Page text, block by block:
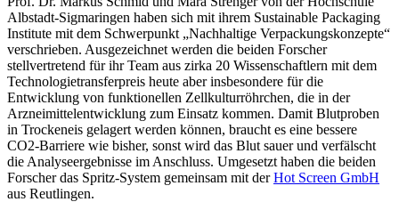
Albstadt-Sigmaringen haben sich mit ihrem Sustainable Packaging
Institute mit dem Schwerpunkt „Nachhaltige Verpackungskonzepte“
verschrieben. Ausgezeichnet werden die beiden Forscher
stellvertretend für ihr Team aus zirka 20 Wissenschaftlern mit dem
Technologietransferpreis heute aber insbesondere für die
Entwicklung von funktionellen Zellkulturröhrchen, die in der
Arzneimittelentwicklung zum Einsatz kommen. Damit Blutproben
in Trockeneis gelagert werden können, braucht es eine bessere
CO2-Barriere wie bisher, sonst wird das Blut sauer und verfälscht
die Analyseergebnisse im Anschluss. Umgesetzt haben die beiden
Forscher das Spritz-System gemeinsam mit derHot Screen GmbH
aus Reutlingen.